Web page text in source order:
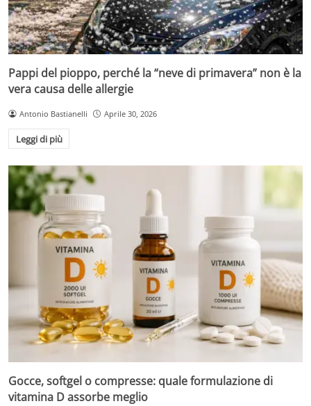
Pappi del pioppo, perché la “neve di primavera” non è la
vera causa delle allergie
Antonio Bastianelli Aprile 30, 2026
Leggi di più
Gocce, softgel o compresse: quale formulazione di
vitamina D assorbe meglio